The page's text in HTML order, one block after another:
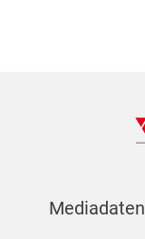
Mediadaten